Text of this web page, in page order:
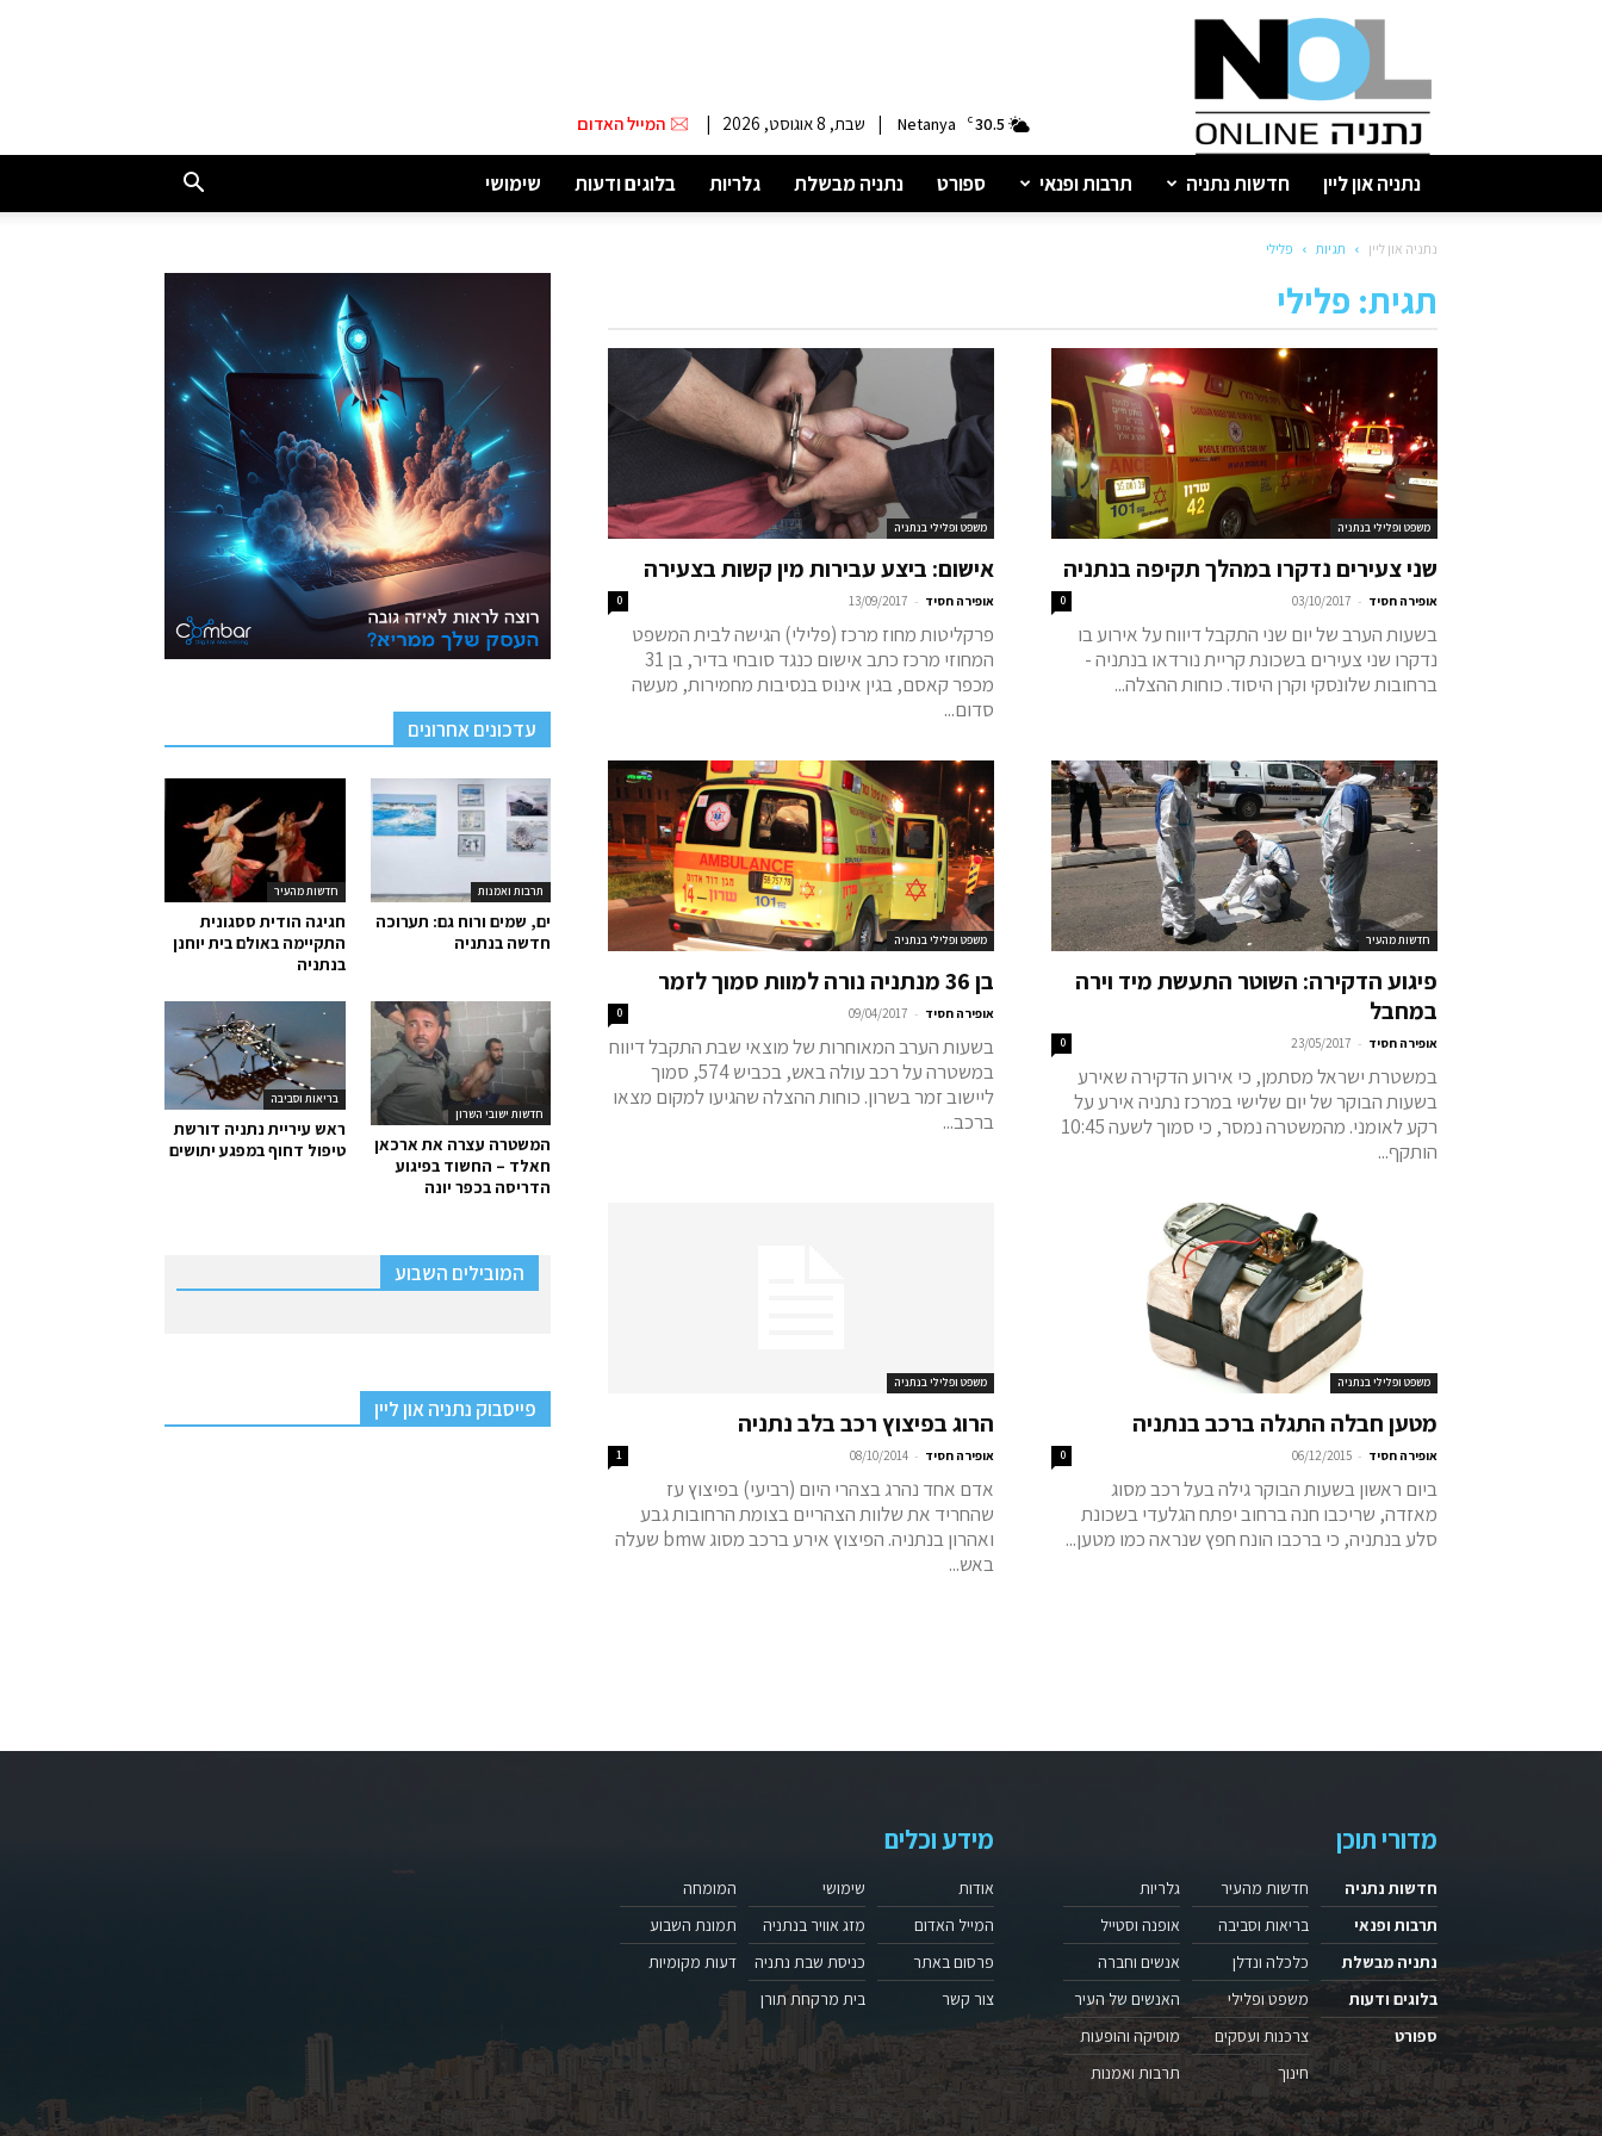
נתניה
30.5
C
Netanya
| שבת, 8 אוגוסט, 2026 | המייל האדום
נתניה און ליין חדשות נתניה תרבות ופנאי ספורט נתניה מבשלת גלריות בלוגים ודעות שימושי
נתניה און ליין תגיות פלילי
תגית: פלילי
משפט ופלילי בנתניה
שני צעירים נדקרו במהלך תקיפה בנתניה
אופירה חסיד -
03/10/2017
0
בשעות הערב של יום שני התקבל דיווח על אירוע בו
נדקרו שני צעירים בשכונת קריית נורדאו בנתניה -
ברחובות שלונסקי וקרן היסוד. כוחות ההצלה...
משפט ופלילי בנתניה
אישום: ביצע עבירות מין קשות בצעירה
אופירה חסיד -
13/09/2017
0
פרקליטות מחוז מרכז (פלילי) הגישה לבית המשפט
המחוזי מרכז כתב אישום כנגד סובחי בדיר, בן 31
מכפר קאסם, בגין אינוס בנסיבות מחמירות, מעשה
סדום...
חדשות מהעיר
פיגוע הדקירה: השוטר התעשת מיד וירה
במחבל
אופירה חסיד -
23/05/2017
0
במשטרת ישראל מסתמן, כי אירוע הדקירה שאירע
בשעות הבוקר של יום שלישי במרכז נתניה אירע על
רקע לאומני. מהמשטרה נמסר, כי סמוך לשעה 10:45
הותקף...
משפט ופלילי בנתניה
בן 36 מנתניה נורה למוות סמוך לזמר
אופירה חסיד -
09/04/2017
0
בשעות הערב המאוחרות של מוצאי שבת התקבל דיווח
במשטרה על רכב עולה באש, בכביש 574, סמוך
ליישוב זמר בשרון. כוחות ההצלה שהגיעו למקום מצאו
ברכב...
משפט ופלילי בנתניה
מטען חבלה התגלה ברכב בנתניה
אופירה חסיד -
06/12/2015
0
ביום ראשון בשעות הבוקר גילה בעל רכב מסוג
מאזדה, שריכבו חנה ברחוב יפתח הגלעדי בשכונת
סלע בנתניה, כי ברכבו הונח חפץ שנראה כמו מטען...
משפט ופלילי בנתניה
הרוג בפיצוץ רכב בלב נתניה
אופירה חסיד -
08/10/2014
1
אדם אחד נהרג בצהרי היום (רביעי) בפיצוץ עז
שהחריד את שלוות הצהריים בצומת הרחובות גבע
ואהרון בנתניה. הפיצוץ אירע ברכב מסוג bmw שעלה
באש...
עדכונים אחרונים
חדשות מהעיר
חגיגה הודית ססגונית
התקיימה באולם בית יוחנן
בנתניה
תרבות ואמנות
ים, שמים ורוח גם: תערוכה
חדשה בנתניה
בריאות וסביבה
ראש עיריית נתניה דורשת
טיפול דחוף במפגע יתושים
חדשות ישובי השרון
המשטרה עצרה את ארכאן
חאלד – החשוד בפיגוע
הדריסה בכפר יונה
המובילים השבוע
פייסבוק נתניה און ליין
מדורי תוכן
חדשות נתניה
תרבות ופנאי
נתניה מבשלת
בלוגים ודעות
ספורט
חדשות מהעיר
בריאות וסביבה
כלכלה ונדלן
משפט ופלילי
צרכנות ועסקים
חינוך
גלריות
אופנה וסטייל
אנשים וחברה
האנשים של העיר
מוסיקה והופעות
תרבות ואמנות
מידע וכלים
אודות
המייל האדום
פרסום באתר
צור קשר
שימושי
מזג אוויר בנתניה
כניסת שבת נתניה
בית מרקחת תורן
המומחה
תמונת השבוע
דעות מקומיות